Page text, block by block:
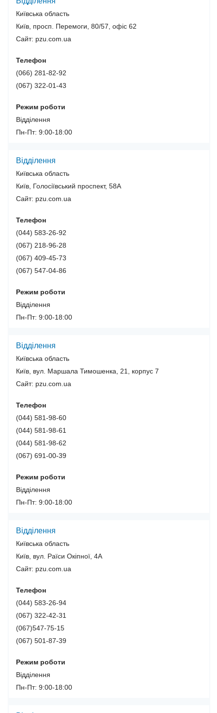
Київська область
Київ, просп. Перемоги, 80/57, офіс 62
Сайт: pzu.com.ua
Телефон
(066) 281-82-92
(067) 322-01-43
Режим роботи
Відділення
Пн-Пт: 9:00-18:00
Відділення
Київська область
Київ, Голосіївський проспект, 58А
Сайт: pzu.com.ua
Телефон
(044) 583-26-92
(067) 218-96-28
(067) 409-45-73
(067) 547-04-86
Режим роботи
Відділення
Пн-Пт: 9:00-18:00
Відділення
Київська область
Київ, вул. Маршала Тимошенка, 21, корпус 7
Сайт: pzu.com.ua
Телефон
(044) 581-98-60
(044) 581-98-61
(044) 581-98-62
(067) 691-00-39
Режим роботи
Відділення
Пн-Пт: 9:00-18:00
Відділення
Київська область
Київ, вул. Раїси Окіпної, 4A
Сайт: pzu.com.ua
Телефон
(044) 583-26-94
(067) 322-42-31
(067)547-75-15
(067) 501-87-39
Режим роботи
Відділення
Пн-Пт: 9:00-18:00